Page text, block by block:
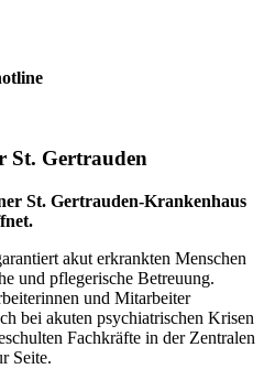
St. Gertrauden
St. Gertrauden-Krankenhaus
akut erkrankten Menschen
und pflegerische Betreuung.
und Mitarbeiter
bei akuten psychiatrischen Krisen
Fachkräfte in der Zentralen
Seite.